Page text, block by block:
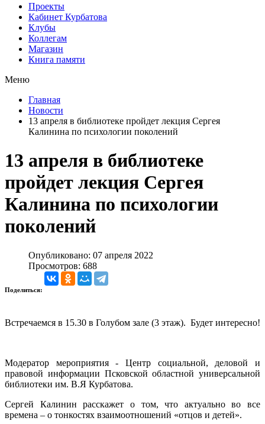
Проекты
Кабинет Курбатова
Клубы
Коллегам
Магазин
Книга памяти
Меню
Главная
Новости
13 апреля в библиотеке пройдет лекция Сергея
Калинина по психологии поколений
13 апреля в библиотеке
пройдет лекция Сергея
Калинина по психологии
поколений
Опубликовано: 07 апреля 2022
Просмотров: 688
Поделиться:
Встречаемся в 15.30 в Голубом зале (3 этаж). Будет интересно!
Модератор мероприятия - Центр социальной, деловой и
правовой информации Псковской областной универсальной
библиотеки им. В.Я Курбатова.
Сергей Калинин расскажет о том, что актуально во все
времена – о тонкостях взаимоотношений «отцов и детей».